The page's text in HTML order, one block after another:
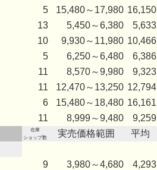
5 15,480～17,980 16,150
13 5,450～6,380 5,633
10 9,930～11,980 10,466
5 6,250～6,480 6,386
11 8,570～9,980 9,323
11 12,470～13,250 12,794
6 15,480～18,480 16,161
11 8,999～9,480 9,259
在庫
ショップ数
実売価格範囲 平均
9 3,980～4,680 4,293